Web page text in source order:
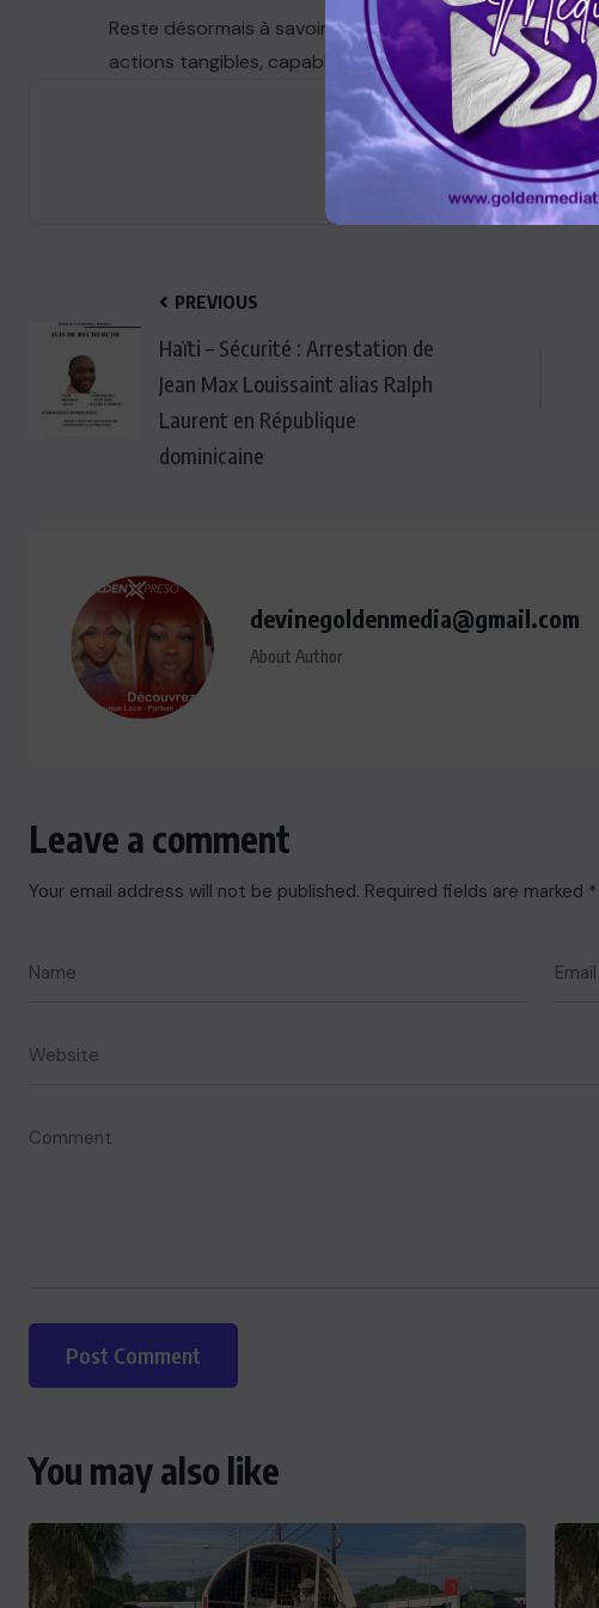
Reste désormais à savoir si cette démarche saura
actions tangibles, capables de freiner la spirale de
PREVIOUS
Haïti – Sécurité : Arrestation de
Jean Max Louissaint alias Ralph
Laurent en République
dominicaine
devinegoldenmedia@gmail.com
About Author
Leave a comment
Your email address will not be published. Required fields are marked *
You may also likeACTUALITE
Le président Lula sur la situation
de Cuba